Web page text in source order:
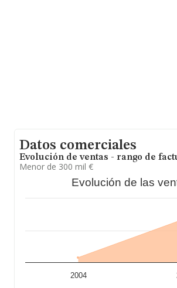
Datos comerciales
Evolución de ventas - rango de
Menor de 300 mil €
Evolución de las
2004